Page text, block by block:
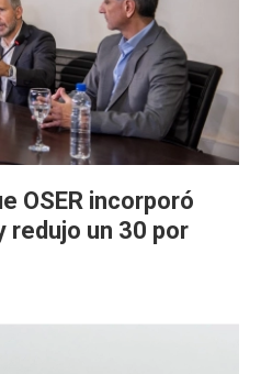
OSER incorporó
redujo un 30 por